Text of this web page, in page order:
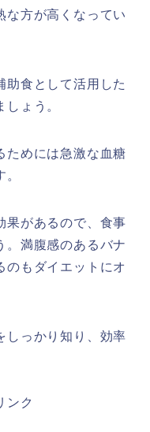
な方が高くなってい
助食として活用した
ょう。
ためには急激な血糖
果があるので、食事
。満腹感のあるバナ
のもダイエットにオ
しっかり知り、効率
ンク